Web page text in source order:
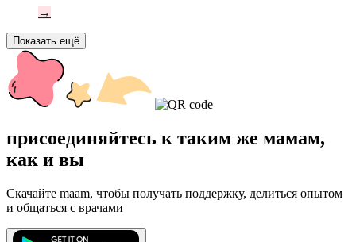
→
Показать ещё
присоединяйтесь к таким же мамам,
как и вы
Скачайте maam, чтобы получать поддержку, делиться опытом
и общаться с врачами